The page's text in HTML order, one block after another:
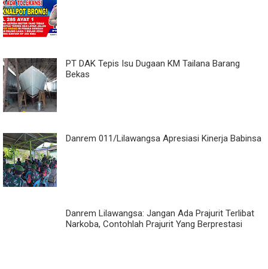
PT DAK Tepis Isu Dugaan KM Tailana Barang
Bekas
Danrem 011/Lilawangsa Apresiasi Kinerja Babinsa
Danrem Lilawangsa: Jangan Ada Prajurit Terlibat
Narkoba, Contohlah Prajurit Yang Berprestasi